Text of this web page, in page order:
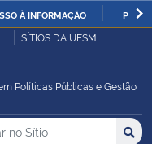
À INFORMAÇÃO
SÍTIOS DA UFSM
Políticas Públicas e Gestão
no no Sítio